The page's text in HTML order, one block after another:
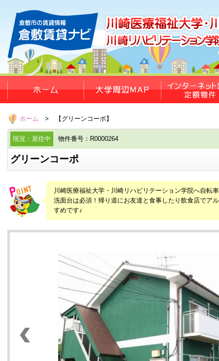
ホーム > 【グリーンコーポ】
現況：居住中 物件番号：R0000264
グリーンコーポ
川崎医療福祉大学・川崎リハビリテーション学院へ自転
洗面台は必須！帰り道にお友達と食事したり飲食店でア
すめです♪